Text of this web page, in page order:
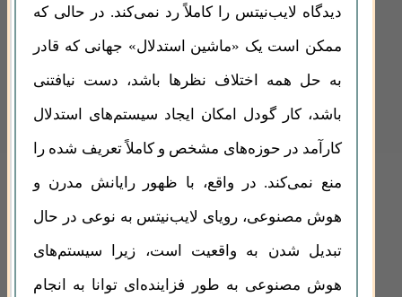
دیدگاه لایب‌نیتس را کاملاً رد نمی‌کند. در حالی که
ممکن است یک «ماشین استدلال» جهانی که قادر
به حل همه اختلاف نظرها باشد، دست نیافتنی
باشد، کار گودل امکان ایجاد سیستم‌های استدلال
کارآمد در حوزه‌های مشخص و کاملاً تعریف شده را
منع نمی‌کند. در واقع، با ظهور رایانش مدرن و
هوش مصنوعی، رویای لایب‌نیتس به نوعی در حال
تبدیل شدن به واقعیت است، زیرا سیستم‌های
هوش مصنوعی به طور فزاینده‌ای توانا به انجام